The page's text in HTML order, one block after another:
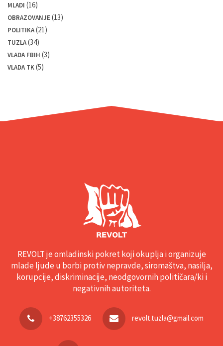
MLADI (16)
OBRAZOVANJE(13)
POLITIKA(21)
TUZLA(34)
VLADA FBIH (3)
VLADA TK(5)
REVOLT je omladinski pokret koji okuplja i organizuje
mlade ljude u borbi protiv nepravde, siromaštva, nasilja,
korupcije, diskriminacije, neodgovornih političara/ki i
negativnih autoriteta.
+38762355326 revolt.tuzla@gmail.com